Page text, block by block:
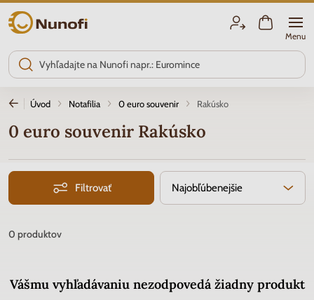
Nunofi.sk
Menu
Úvod Notafilia 0 euro souvenir Rakúsko
0 euro souvenir Rakúsko
Filtrovať Najobľúbenejšie
0 produktov
Vášmu vyhľadávaniu nezodpovedá žiadny produkt